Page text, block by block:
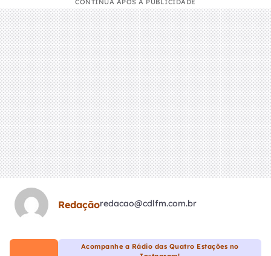
Redaçãoredacao@cdlfm.com.br
Acompanhe a Rádio das Quatro Estações no